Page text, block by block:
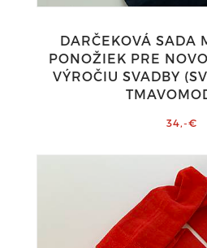
DARČEKOVÁ SADA
PONOŽIEK PRE
VÝROČIU SVADBY
34,-€